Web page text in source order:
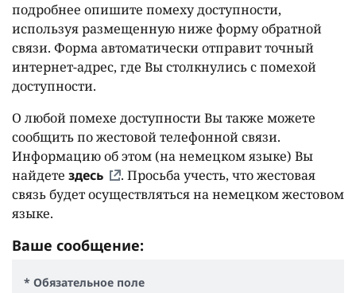
подробнее опишите помеху доступности,
используя размещенную ниже форму обратной
связи. Форма автоматически отправит точный
интернет-адрес, где Вы столкнулись с помехой
доступности.
О любой помехе доступности Вы также можете
сообщить по жестовой телефонной связи.
Информацию об этом (на немецком языке) Вы
найдете здесь
. Просьба учесть, что жестовая
связь будет осуществляться на немецком жестовом
языке.
Ваше сообщение:
* Обязательное поле